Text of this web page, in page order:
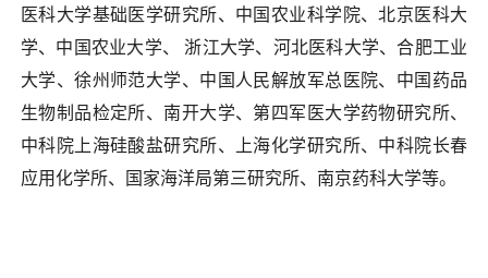
医科大学基础医学研究所、中国农业科学院、北京医科大
学、中国农业大学、 浙江大学、河北医科大学、合肥工业
大学、徐州师范大学、中国人民解放军总医院、中国药品
生物制品检定所、南开大学、第四军医大学药物研究所、
中科院上海硅酸盐研究所、上海化学研究所、中科院长春
应用化学所、国家海洋局第三研究所、南京药科大学等。